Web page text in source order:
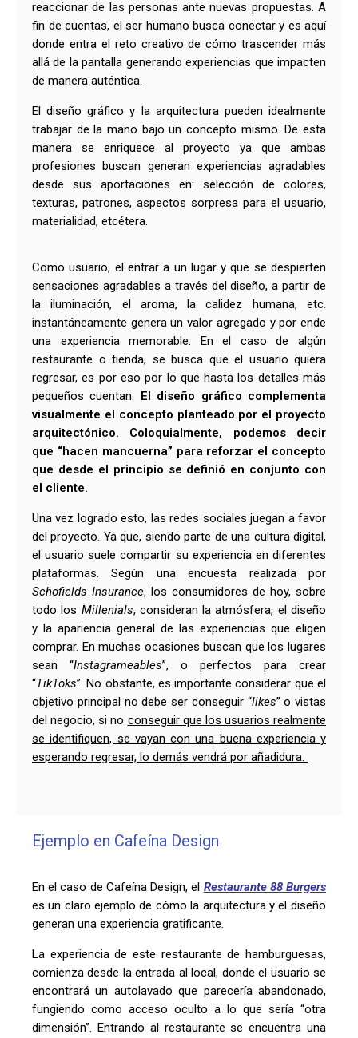
reaccionar de las personas ante nuevas propuestas. A
fin de cuentas, el ser humano busca conectar y es aquí
donde entra el reto creativo de cómo trascender más
allá de la pantalla generando experiencias que impacten
de manera auténtica.
El diseño gráfico y la arquitectura pueden idealmente
trabajar de la mano bajo un concepto mismo. De esta
manera se enriquece al proyecto ya que ambas
profesiones buscan generan experiencias agradables
desde sus aportaciones en: selección de colores,
texturas, patrones, aspectos sorpresa para el usuario,
materialidad, etcétera.
Como usuario, el entrar a un lugar y que se despierten
sensaciones agradables a través del diseño, a partir de
la iluminación, el aroma, la calidez humana, etc.
instantáneamente genera un valor agregado y por ende
una experiencia memorable. En el caso de algún
restaurante o tienda, se busca que el usuario quiera
regresar, es por eso por lo que hasta los detalles más
pequeños cuentan. El diseño gráfico complementa
visualmente el concepto planteado por el proyecto
arquitectónico. Coloquialmente, podemos decir
que “hacen mancuerna” para reforzar el concepto
que desde el principio se definió en conjunto con
el cliente.
Una vez logrado esto, las redes sociales juegan a favor
del proyecto. Ya que, siendo parte de una cultura digital,
el usuario suele compartir su experiencia en diferentes
plataformas. Según una encuesta realizada por
Schofields Insurance, los consumidores de hoy, sobre
todo los Millenials, consideran la atmósfera, el diseño
y la apariencia general de las experiencias que eligen
comprar. En muchas ocasiones buscan que los lugares
sean “Instagrameables”, o perfectos para crear
“TikToks”. No obstante, es importante considerar que el
objetivo principal no debe ser conseguir “likes” o vistas
del negocio, si no conseguir que los usuarios realmente
se identifiquen, se vayan con una buena experiencia y
esperando regresar, lo demás vendrá por añadidura.
Ejemplo en Cafeína Design
En el caso de CafeínaDesign,el Restaurante 88Burgers
es un claro ejemplo de cómo la arquitectura y el diseño
generan una experiencia gratificante.
La experiencia de este restaurante de hamburguesas,
comienza desde la entrada allocal, donde el usuariose
encontraráun autolavado que parecería abandonado,
fungiendo como acceso oculto a lo que sería “otra
dimensión”. Entrando al restaurante seencuentra una